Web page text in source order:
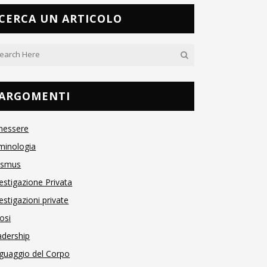
UN ARTICOLO
Privata
private
del Corpo